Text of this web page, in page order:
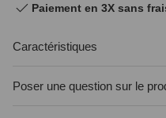
Paiement en 3X sans
Caractéristiques
Poser une question sur le